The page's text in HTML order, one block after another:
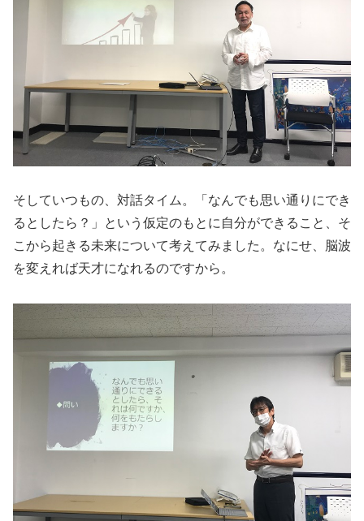
そしていつもの、対話タイム。「なんでも思い通りにでき
るとしたら？」という仮定のもとに自分ができること、そ
こから起きる未来について考えてみました。なにせ、脳波
を変えれば天才になれるのですから。